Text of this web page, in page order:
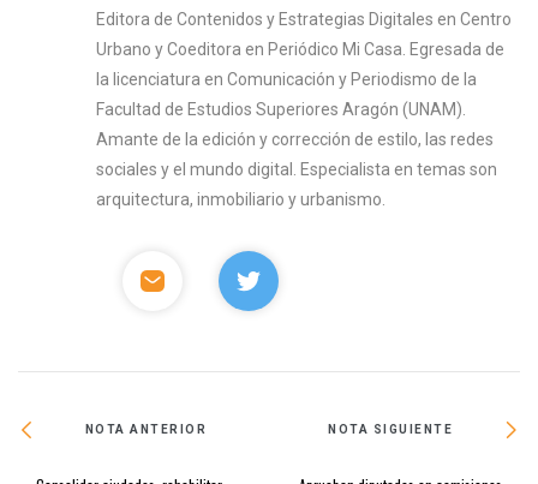
Editora de Contenidos y Estrategias Digitales en Centro
Urbano y Coeditora en Periódico Mi Casa. Egresada de
la licenciatura en Comunicación y Periodismo de la
Facultad de Estudios Superiores Aragón (UNAM).
Amante de la edición y corrección de estilo, las redes
sociales y el mundo digital. Especialista en temas son
arquitectura, inmobiliario y urbanismo.
NOTA ANTERIOR NOTA SIGUIENTE